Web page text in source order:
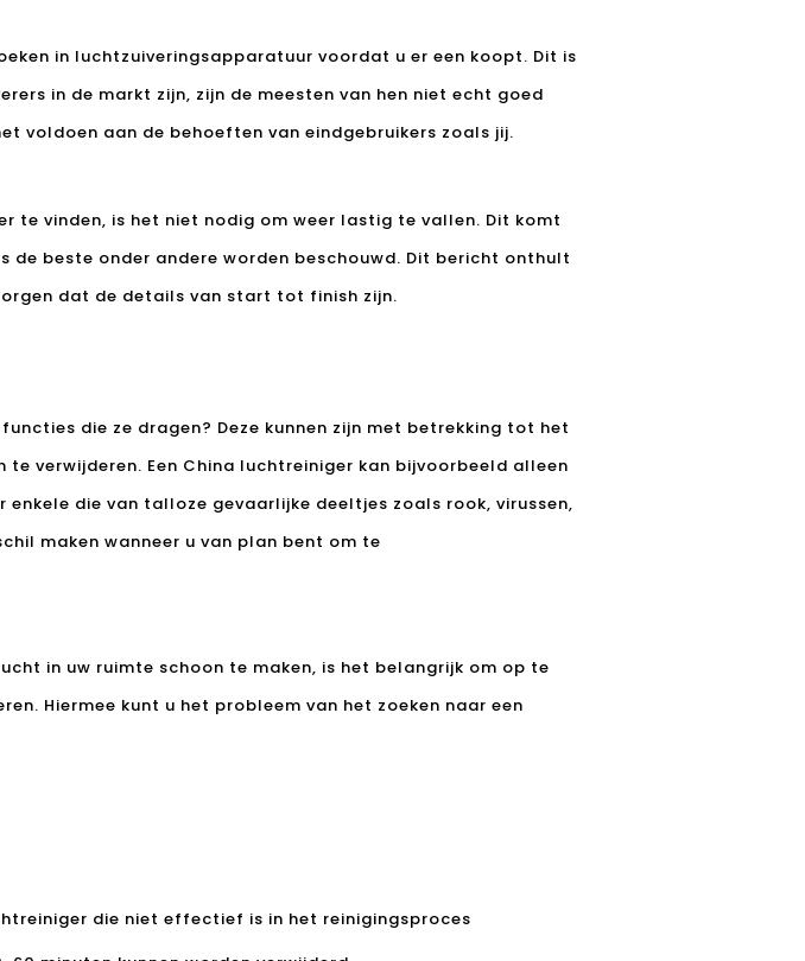
in luchtzuiveringsapparatuur voordat u er een koopt. Dit is
in de markt zijn, zijn de meesten van hen niet echt goed
voldoen aan de behoeften van eindgebruikers zoals jij.
vinden, is het niet nodig om weer lastig te vallen. Dit komt
beste onder andere worden beschouwd. Dit bericht onthult
dat de details van start tot finish zijn.
die ze dragen? Deze kunnen zijn met betrekking tot het
verwijderen. Een China luchtreiniger kan bijvoorbeeld alleen
die van talloze gevaarlijke deeltjes zoals rook, virussen,
maken wanneer u van plan bent om te
in uw ruimte schoon te maken, is het belangrijk om op te
Hiermee kunt u het probleem van het zoeken naar een
die niet effectief is in het reinigingsproces